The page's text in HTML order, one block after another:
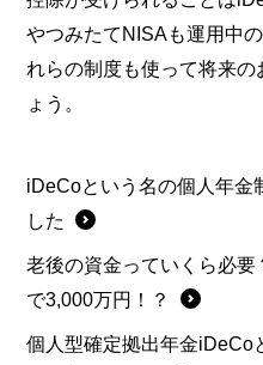
やつみたてNISAも運用中
れらの制度も使って将来
ょう。
iDeCoという名の個人年金
した
老後の資金っていくら必
で3,000万円！？
個人型確定拠出年金iDeCo